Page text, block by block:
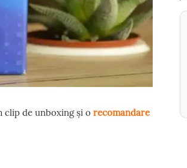
clip de unboxing și o recomandare